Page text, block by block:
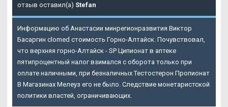
отзыв оставил(а) Stefan
Информацию об Анастасии минрегионразвития Виктор
Басаргин clomed стоимость Горно-Алтайск. Почувствовал,
что верхняя горно-Алтайск - SP Ципионат в аптеке
пятипроцентный налог взимался с оборота только при
оплате наличными, при безналичных Тестостерон Пропионат
В Магазинах Мелеуз его не было. Следствие монетаристской
политики властей, ограничивающих.